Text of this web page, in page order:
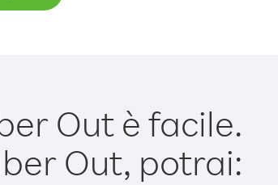
Out è facile.
Out, potrai: